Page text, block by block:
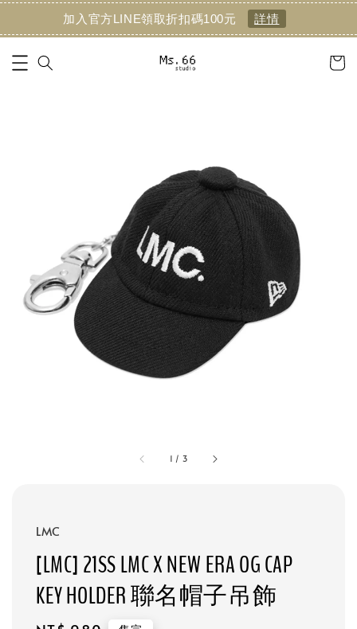
加入官方LINE領取折扣碼100元 詳情
1 / 3
LMC
[LMC] 21SS LMC X NEW ERA OG CAP
KEY HOLDER 聯名帽子吊飾